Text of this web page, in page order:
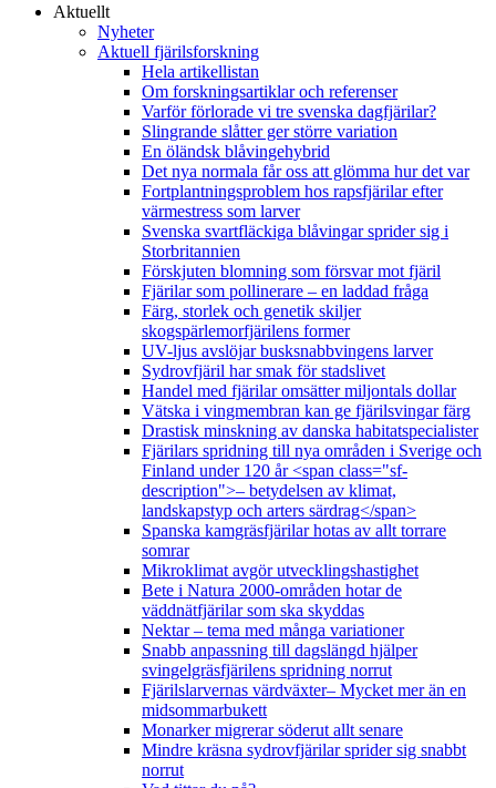
Aktuellt
Nyheter
Aktuell fjärilsforskning
Hela artikellistan
Om forskningsartiklar och referenser
Varför förlorade vi tre svenska dagfjärilar?
Slingrande slåtter ger större variation
En öländsk blåvingehybrid
Det nya normala får oss att glömma hur det var
Fortplantningsproblem hos rapsfjärilar efter
värmestress som larver
Svenska svartfläckiga blåvingar sprider sig i
Storbritannien
Förskjuten blomning som försvar mot fjäril
Fjärilar som pollinerare – en laddad fråga
Färg, storlek och genetik skiljer
skogspärlemorfjärilens former
UV-ljus avslöjar busksnabbvingens larver
Sydrovfjäril har smak för stadslivet
Handel med fjärilar omsätter miljontals dollar
Vätska i vingmembran kan ge fjärilsvingar färg
Drastisk minskning av danska habitatspecialister
Fjärilars spridning till nya områden i Sverige och
Finland under 120 år <span class="sf-
description">– betydelsen av klimat,
landskapstyp och arters särdrag</span>
Spanska kamgräsfjärilar hotas av allt torrare
somrar
Mikroklimat avgör utvecklingshastighet
Bete i Natura 2000-områden hotar de
väddnätfjärilar som ska skyddas
Nektar – tema med många variationer
Snabb anpassning till dagslängd hjälper
svingelgräsfjärilens spridning norrut
Fjärilslarvernas värdväxter– Mycket mer än en
midsommarbukett
Monarker migrerar söderut allt senare
Mindre kräsna sydrovfjärilar sprider sig snabbt
norrut